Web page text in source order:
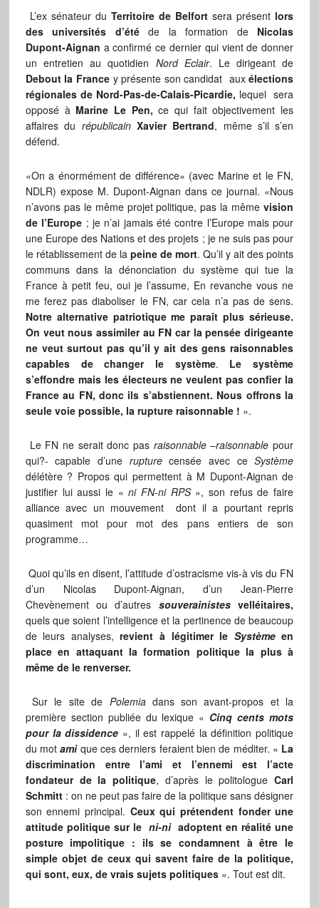
L’ex sénateur du Territoire de Belfort sera présent lors
des universités d’étéde la formation de Nicolas
Dupont-Aignan a confirmé ce dernier qui vient de donner
un entretien au quotidien Nord Eclair. Le dirigeant de
Debout la France y présente son candidat auxélections
régionales de Nord-Pas-de-Calais-Picardie, lequel sera
opposé à Marine Le Pen, ce qui fait objectivement les
affaires du républicain Xavier Bertrand, même s’il s’en
défend.
«On a énormément de différence» (avec Marine et le FN,
NDLR) expose M. Dupont-Aignan dans ce journal. «Nous
n’avons pas le même projet politique, pas la mêmevision
de l’Europe ; je n’ai jamais été contre l’Europe mais pour
une Europe des Nations et des projets ; je ne suis pas pour
le rétablissement de la peine de mort. Qu’il y ait des points
communs dans la dénonciation du système qui tue la
France à petit feu, oui je l’assume, En revanche vous ne
me ferez pas diaboliser le FN, car cela n’a pas de sens.
Notre alternative patriotique me paraît plus sérieuse.
On veut nous assimiler au FN car la pensée dirigeante
ne veut surtout pas qu’il y ait des gens raisonnables
capables de changer le système. Le système
s’effondre mais les électeurs ne veulent pas confier la
France au FN, donc ils s’abstiennent. Nous offrons la
seule voie possible, la rupture raisonnable ! ».
Le FN ne serait donc pas raisonnable–raisonnable pour
qui?- capable d’une rupturecensée avec ceSystème
délétère ? Propos qui permettent à M Dupont-Aignan de
justifier lui aussi le « ni FN-ni RPS », son refus de faire
alliance avec un mouvement dont il a pourtant repris
quasiment mot pour mot des pans entiers de son
programme…
Quoi qu’ils en disent, l’attitude d’ostracisme vis-à vis du FN
d’un Nicolas Dupont-Aignan, d’un Jean-Pierre
Chevènement ou d’autres souverainistesvelléitaires,
quels que soient l’intelligence et la pertinence de beaucoup
de leurs analyses, revient à légitimer le Systèmeen
place en attaquant la formation politique la plus à
même de le renverser.
Sur le site de Polemiadans son avant-propos et la
première section publiée du lexique « Cinq cents mots
pour la dissidence », il est rappelé la définition politique
du motami que ces derniers feraient bien de méditer. « La
discrimination entre l’ami et l’ennemi est l’acte
fondateur de la politique, d’après le politologueCarl
Schmitt: on ne peut pas faire de la politique sans désigner
son ennemi principal. Ceux qui prétendent fonder une
attitude politique sur le ni-niadoptent en réalité une
posture impolitique : ils se condamnent à être le
simple objet de ceux qui savent faire de la politique,
qui sont, eux, de vrais sujets politiques ». Tout est dit.